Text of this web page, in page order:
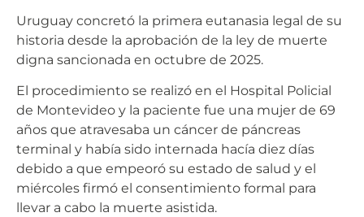
Uruguay concretó la primera eutanasia legal de su
historia desde la aprobación de la ley de muerte
digna sancionada en octubre de 2025.
El procedimiento se realizó en el Hospital Policial
de Montevideo y la paciente fue una mujer de 69
años que atravesaba un cáncer de páncreas
terminal y había sido internada hacía diez días
debido a que empeoró su estado de salud y el
miércoles firmó el consentimiento formal para
llevar a cabo la muerte asistida.